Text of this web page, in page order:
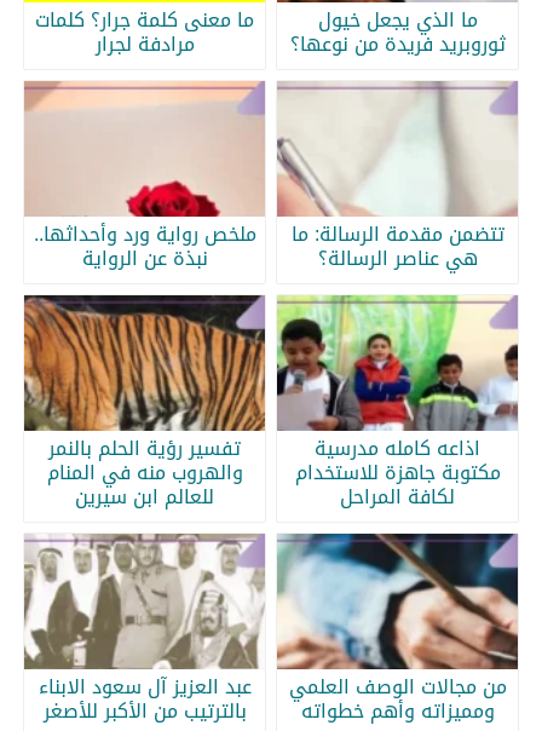
ما الذي يجعل خيول
ثوروبريد فريدة من نوعها؟
ما معنى كلمة جرار؟ كلمات
مرادفة لجرار
تتضمن مقدمة الرسالة: ما
هي عناصر الرسالة؟
ملخص رواية ورد وأحداثها..
نبذة عن الرواية
اذاعه كامله مدرسية
مكتوبة جاهزة للاستخدام
لكافة المراحل
تفسير رؤية الحلم بالنمر
والهروب منه في المنام
للعالم ابن سيرين
من مجالات الوصف العلمي
ومميزاته وأهم خطواته
عبد العزيز آل سعود الابناء
بالترتيب من الأكبر للأصغر